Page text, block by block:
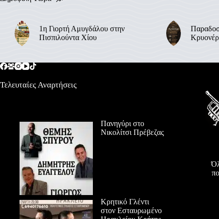
1η Γιορτή Αμυγδάλου στην
Πισπιλούντα Χίου
Τελευταίες Αναρτήσεις
Πανηγύρι στο
Νικολίτσι Πρέβεζας
Κρητικό Γλέντι
στον Εσταυρωμένο